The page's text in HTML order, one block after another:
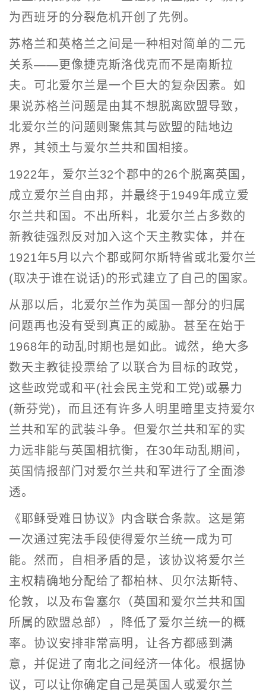
为西班牙的分裂危机开创了先例。
苏格兰和英格兰之间是一种相对简单的二元
关系——更像捷克斯洛伐克而不是南斯拉
夫。可北爱尔兰是一个巨大的复杂因素。如
果说苏格兰问题是由其不想脱离欧盟导致，
北爱尔兰的问题则聚焦其与欧盟的陆地边
界，其领土与爱尔兰共和国相接。
1922年，爱尔兰32个郡中的26个脱离英国，
成立爱尔兰自由邦，并最终于1949年成立爱
尔兰共和国。不出所料，北爱尔兰占多数的
新教徒强烈反对加入这个天主教实体，并在
1921年5月以六个郡或阿尔斯特省或北爱尔兰
(取决于谁在说话)的形式建立了自己的国家。
从那以后，北爱尔兰作为英国一部分的归属
问题再也没有受到真正的威胁。甚至在始于
1968年的动乱时期也是如此。诚然，绝大多
数天主教徒投票给了以联合为目标的政党，
这些政党或和平(社会民主党和工党)或暴力
(新芬党)，而且还有许多人明里暗里支持爱尔
兰共和军的武装斗争。但爱尔兰共和军的实
力远非能与英国相抗衡，在30年动乱期间，
英国情报部门对爱尔兰共和军进行了全面渗
透。
《耶稣受难日协议》内含联合条款。这是第
一次通过宪法手段使得爱尔兰统一成为可
能。然而，自相矛盾的是，该协议将爱尔兰
主权精确地分配给了都柏林、贝尔法斯特、
伦敦，以及布鲁塞尔（英国和爱尔兰共和国
所属的欧盟总部），降低了爱尔兰统一的概
率。协议安排非常高明，让各方都感到满
意，并促进了南北之间经济一体化。根据协
议，可以让你确定自己是英国人或爱尔兰